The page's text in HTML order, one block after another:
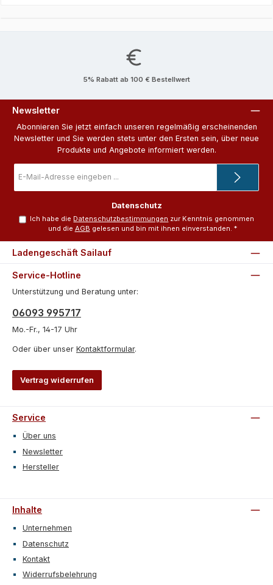
5% Rabatt ab 100 € Bestellwert
Newsletter
Abonnieren Sie jetzt einfach unseren regelmäßig erscheinenden
Newsletter und Sie werden stets unter den Ersten sein, über neue
Produkte und Angebote informiert werden.
Mail-
Datenschutz
Ich habe die Datenschutzbestimmungen zur Kenntnis genommen
und die AGB gelesen und bin mit ihnen einverstanden. *
Service-Hotline
Unterstützung und Beratung unter:
06093 995717
Mo.-Fr., 14-17 Uhr
Oder über unser Kontaktformular.
Vertrag widerrufen
Ladengeschäft Sailauf
Service
Über uns
Newsletter
Hersteller
Inhalte
Unternehmen
Datenschutz
Kontakt
Widerrufsbelehrung